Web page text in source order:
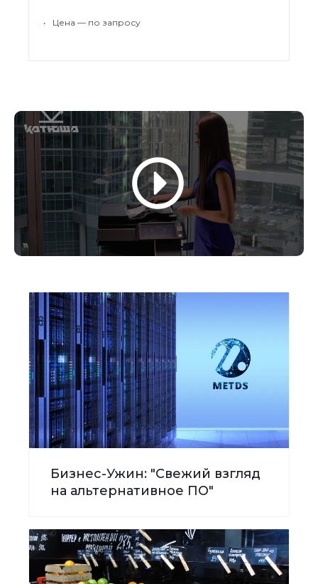
• Цена — по запросу
Бизнес-Ужин: "Свежий взгляд
на альтернативное ПО"